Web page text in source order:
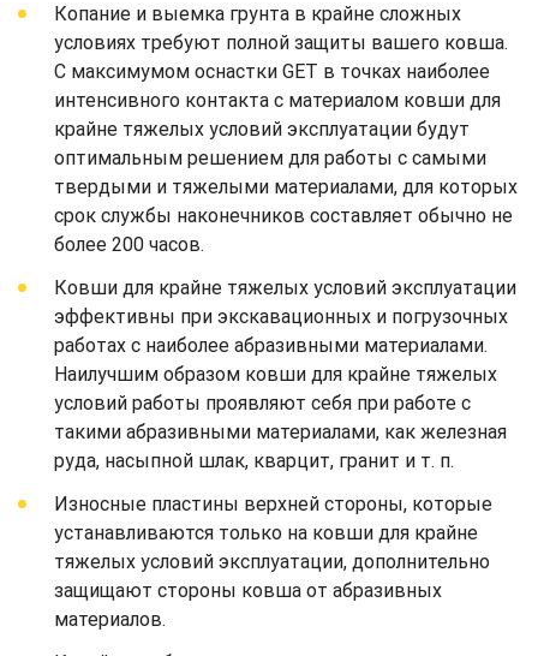
Копание и выемка грунта в крайне сложных
условиях требуют полной защиты вашего ковша.
С максимумом оснастки GET в точках наиболее
интенсивного контакта с материалом ковши для
крайне тяжелых условий эксплуатации будут
оптимальным решением для работы с самыми
твердыми и тяжелыми материалами, для которых
срок службы наконечников составляет обычно не
более 200 часов.
Ковши для крайне тяжелых условий эксплуатации
эффективны при экскавационных и погрузочных
работах с наиболее абразивными материалами.
Наилучшим образом ковши для крайне тяжелых
условий работы проявляют себя при работе с
такими абразивными материалами, как железная
руда, насыпной шлак, кварцит, гранит и т. п.
Износные пластины верхней стороны, которые
устанавливаются только на ковши для крайне
тяжелых условий эксплуатации, дополнительно
защищают стороны ковша от абразивных
материалов.